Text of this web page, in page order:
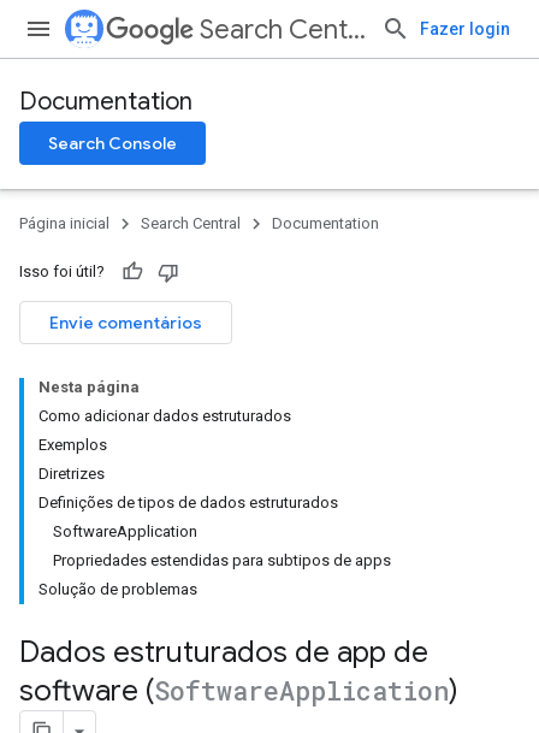
Search Central Fazer login
Documentation
Search Console
Página inicial Search Central Documentation
Isso foi útil?
Envie comentários
Nesta página
Como adicionar dados estruturados
Exemplos
Diretrizes
Definições de tipos de dados estruturados
SoftwareApplication
Propriedades estendidas para subtipos de apps
Solução de problemas
Dados estruturados de app de
software (SoftwareApplication)